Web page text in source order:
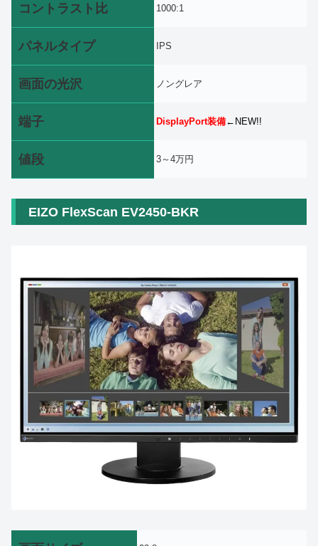
コントラスト比 1000:1
パネルタイプ IPS
画面の光沢 ノングレア
端子 DisplayPort装備←NEW!!
値段 3～4万円
EIZO FlexScan EV2450-BKR